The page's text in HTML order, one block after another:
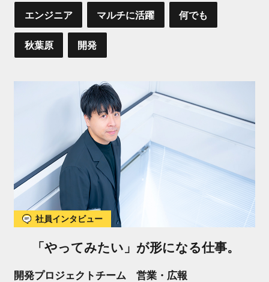
エンジニア マルチに活躍 何でも
秋葉原 開発
社員インタビュー
「やってみたい」が形になる仕事。
開発プロジェクトチーム 営業・広報